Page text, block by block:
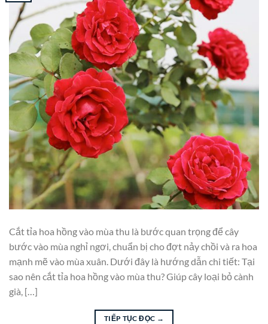
Cắt tỉa hoa hồng vào mùa thu là bước quan trọng để cây
bước vào mùa nghỉ ngơi, chuẩn bị cho đợt nảy chồi và ra hoa
mạnh mẽ vào mùa xuân. Dưới đây là hướng dẫn chi tiết: Tại
sao nên cắt tỉa hoa hồng vào mùa thu? Giúp cây loại bỏ cành
già, […]
TIẾP TỤC ĐỌC →